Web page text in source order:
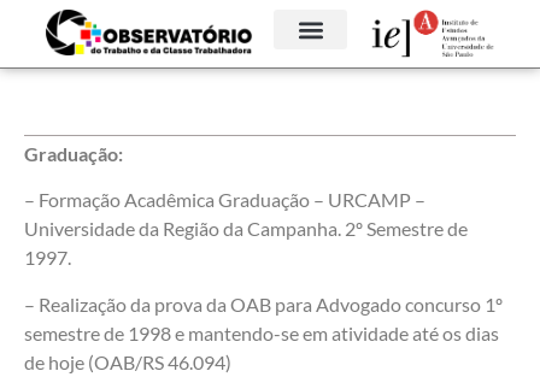
Graduação:
– Formação Acadêmica Graduação – URCAMP –
Universidade da Região da Campanha. 2º Semestre de
1997.
– Realização da prova da OAB para Advogado concurso 1º
semestre de 1998 e mantendo-se em atividade até os dias
de hoje (OAB/RS 46.094)